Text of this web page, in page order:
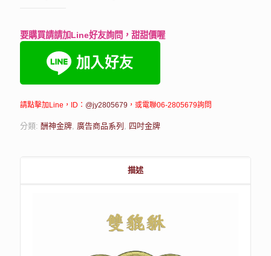
要購買請請加Line好友詢問，甜甜價喔
請點擊加Line，ID： @jy2805679 ，或電聯06-2805679詢問
分類: 酬神金牌, 廣告商品系列 , 四吋金牌
描述